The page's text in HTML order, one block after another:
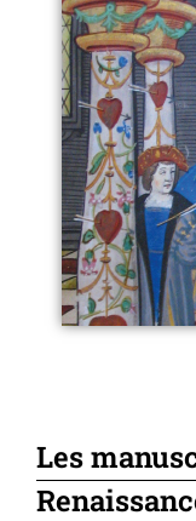
Les